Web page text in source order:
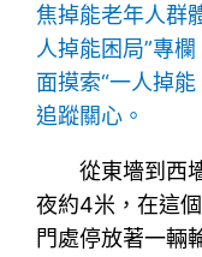
焦掉能老年人群
人掉能困局”專
面摸索“一人掉
追蹤關心。
從東墻到西
夜約4米，在這
門處停放著一輛